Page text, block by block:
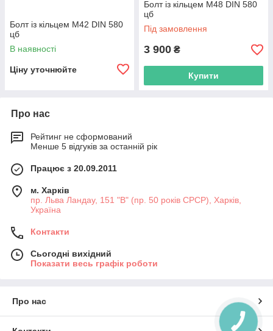
Болт із кільцем М42 DIN 580
цб
В наявності
Ціну уточнюйте
Болт із кільцем М48 DIN 580
цб
Під замовлення
3 900 ₴
Купити
Про нас
Рейтинг не сформований
Менше 5 відгуків за останній рік
Працює з 20.09.2011
м. Харків
пр. Льва Ландау, 151 "В" (пр. 50 років СРСР), Харків,
Україна
Контакти
Сьогодні вихідний
Показати весь графік роботи
Про нас
КНОПКА
ЗВ'ЯЗКУ